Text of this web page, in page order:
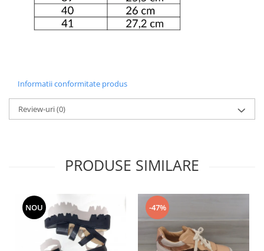
Informatii conformitate produs
Review-uri(0)
PRODUSE SIMILARE
NOU -47%